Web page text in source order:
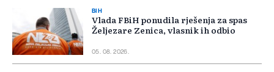
BIH
Vlada FBiH ponudila rješenja za spas
Željezare Zenica, vlasnik ih odbio
05. 08. 2026.